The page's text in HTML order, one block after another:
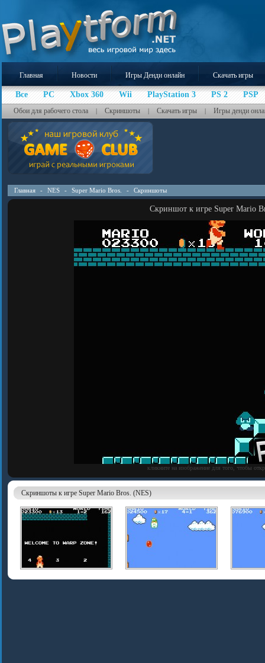
Главная Новости Игры Денди онлайн Скачать игры
Все PC Xbox 360 Wii PlayStation 3 PS 2 PSP
Обои для рабочего стола | Скриншоты | Скачать игры | Игры денди
Главная - NES - Super Mario Bros. - Скриншоты
Скриншот к игре Super Mario
кликните на изображение для того, чтобы
Скриншоты к игре Super Mario Bros. (NES)